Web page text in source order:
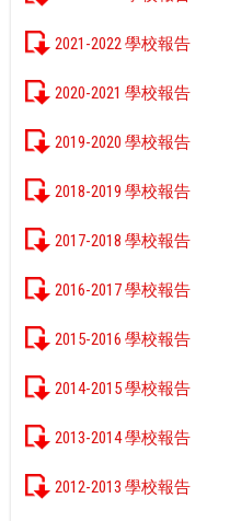
2021-2022 學校報告
2020-2021 學校報告
2019-2020 學校報告
2018-2019 學校報告
2017-2018 學校報告
2016-2017 學校報告
2015-2016 學校報告
2014-2015 學校報告
2013-2014 學校報告
2012-2013 學校報告